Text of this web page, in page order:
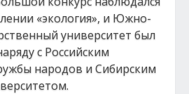
«экология», и Южно-
университет был
с Российским
народов и Сибирским